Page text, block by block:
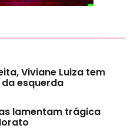
Viviane Luiza tem
esquerda
lamentam trágica